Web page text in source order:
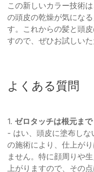
この新しいカラー技術
の頭皮の乾燥が気にな
す。これからの髪と頭
すので、ぜひお試しいた
よくある質問
1. ゼロタッチは根元ま
- はい、頭皮に塗布しな
の施術により、仕上が
ません。特に顔周りや
上がりますので、その点